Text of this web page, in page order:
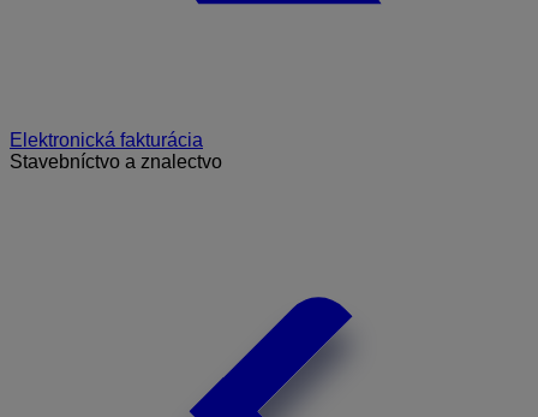
Elektronická fakturácia
Stavebníctvo a znalectvo